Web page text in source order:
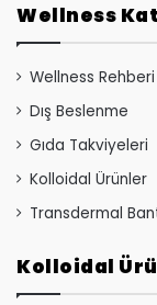
Wellness
Wellness Rehberi
Dış Beslenme
Gıda Takviyeleri
Kolloidal Ürünler
Transdermal
Kolloidal